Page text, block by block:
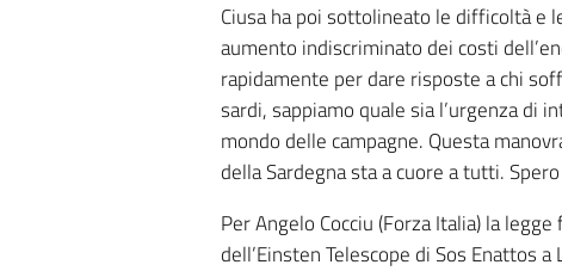
Ciusa ha poi sottolineato le difficoltà e
aumento indiscriminato dei costi
rapidamente per dare risposte a chi
sardi, sappiamo quale sia l’urgenza
mondo delle campagne. Questa
della Sardegna sta a cuore a tutti.
Per Angelo Cocciu (Forza Italia) la
dell’Einsten Telescope di Sos Enattos